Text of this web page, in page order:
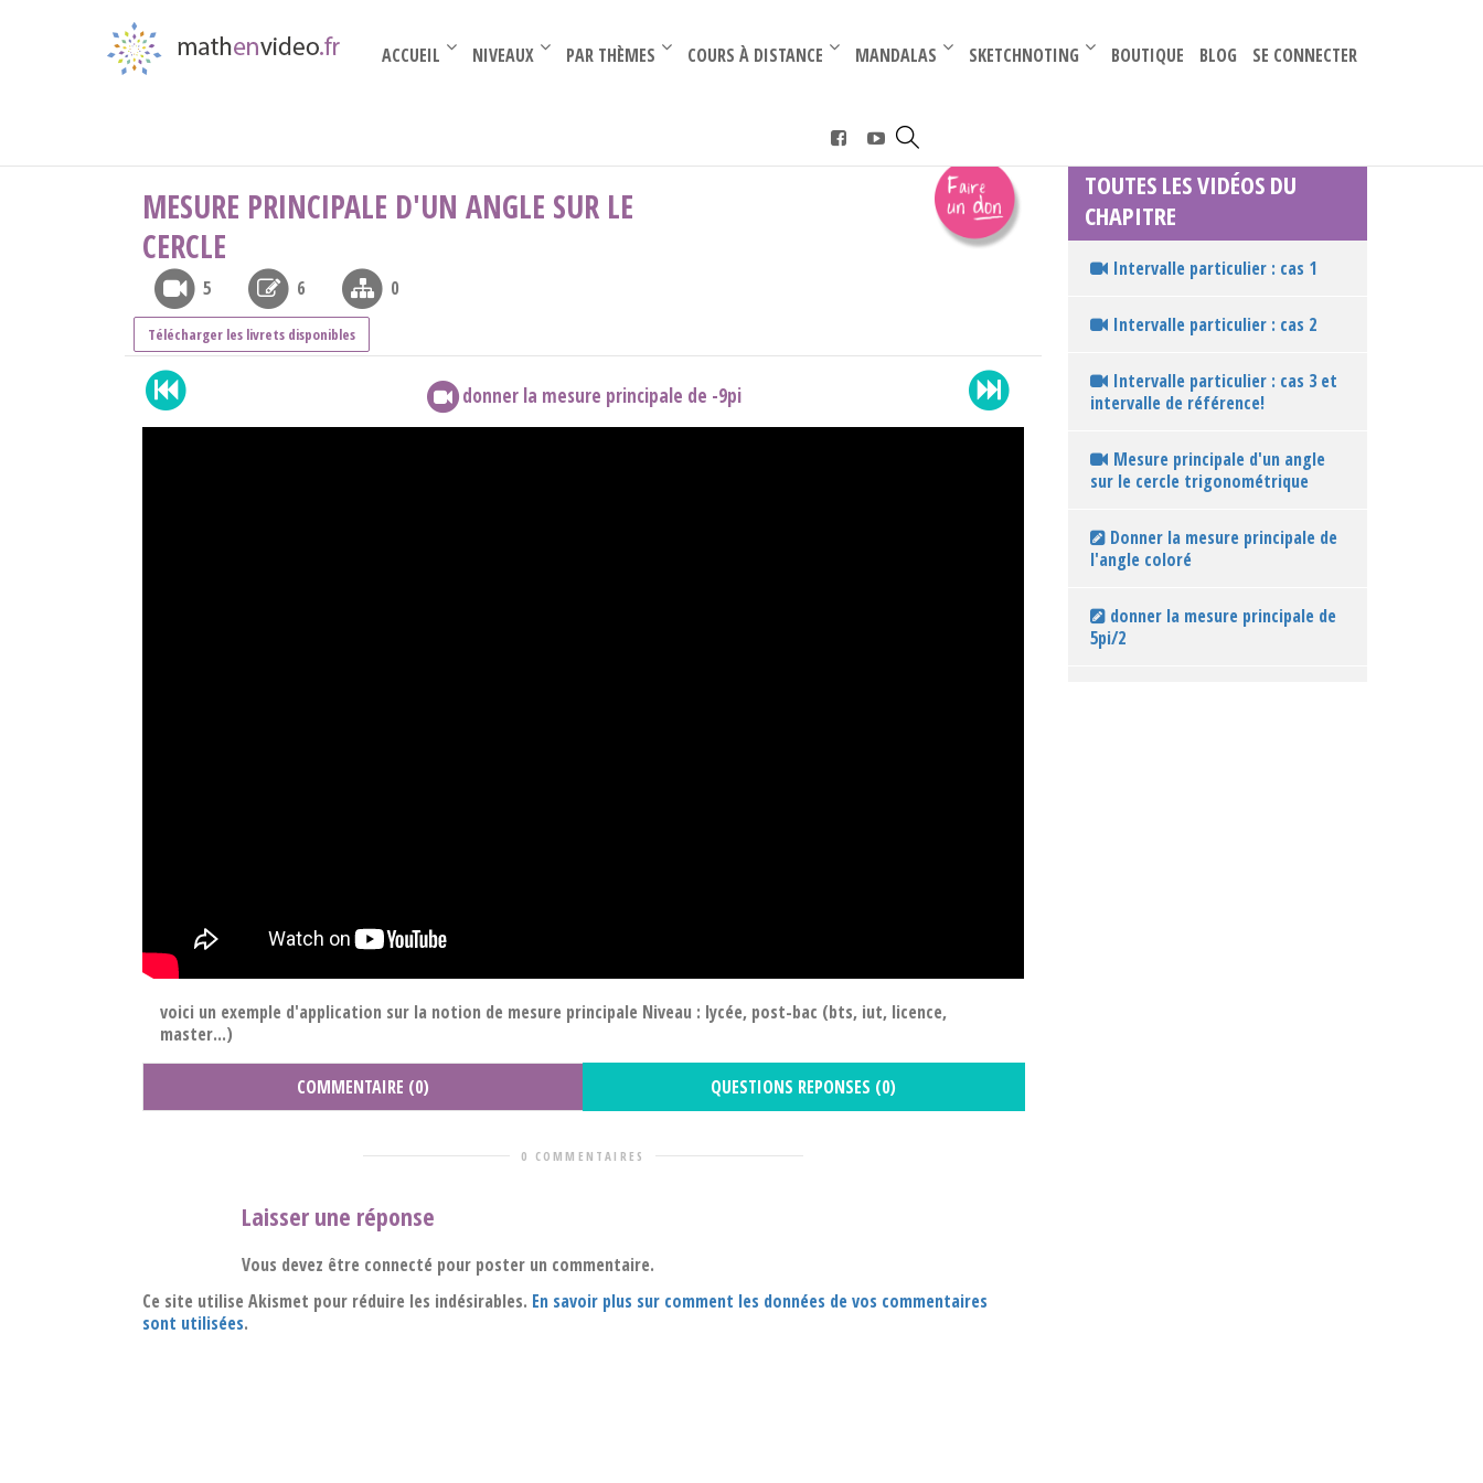
ACCUEIL NIVEAUX PAR THÈMES COURS À DISTANCE – MANDALAS – SKETCHNOTING – BOUTIQUE BLOG SE CONNECTER
MESURE PRINCIPALE D'UN ANGLE SUR LE
CERCLE
5 6 0
Télécharger les livrets disponibles
donner la mesure principale de -9pi
voici un exemple d'application sur la notion de mesure principale Niveau : lycée, post-bac (bts, iut, licence,
master...)
COMMENTAIRE (0) QUESTIONS REPONSES (0)
0 COMMENTAIRES
Laisser une réponse
Vous devez être connecté pour poster un commentaire.
Ce site utilise Akismet pour réduire les indésirables. En savoir plus sur comment les données de vos commentaires
sont utilisées.
TOUTES LES VIDÉOS DU
CHAPITRE
Intervalle particulier : cas 1
Intervalle particulier : cas 2
Intervalle particulier : cas 3 et
intervalle de référence!
Mesure principale d'un angle
sur le cercle trigonométrique
Donner la mesure principale de
l'angle coloré
donner la mesure principale de
5pi/2